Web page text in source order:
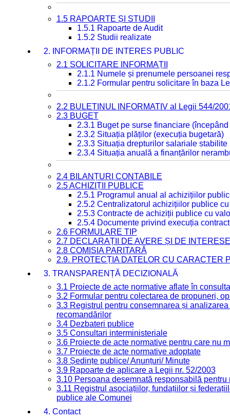
1.5 RAPOARTE ȘI STUDII
1.5.1 Rapoarte de Audit
1.5.2 Studii realizate
2. INFORMAȚII DE INTERES PUBLIC
2.1 SOLICITARE INFORMAȚII
2.1.1 Numele și prenumele persoanei
2.1.2 Formular pentru solicitare în baza
2.2 BULETINUL INFORMATIV al Legii 544/
2.3 BUGET
2.3.1 Buget pe surse financiare
2.3.2 Situația plăților (execuția bugetară)
2.3.3 Situația drepturilor salariale
2.3.4 Situația anuală a finanțărilor
2.4 BILANȚURI CONTABILE
2.5 ACHIZIȚII PUBLICE
2.5.1 Programul anual al achizițiilor
2.5.2 Centralizatorul achizițiilor publice
2.5.3 Contracte de achiziții publice cu
2.5.4 Documente privind execuția
2.6 FORMULARE TIP
2.7 DECLARAȚII DE AVERE ȘI DE INTERESE
2.8 COMISIA PARITARĂ
2.9. PROTECȚIA DATELOR CU CARACTER
3. TRANSPARENȚĂ DECIZIONALĂ
3.1 Proiecte de acte normative aflate în
3.2 Formular pentru colectarea de propuneri,
3.3 Registrul pentru consemnarea și
recomandărilor
3.4 Dezbateri publice
3.5 Consultari interministeriale
3.6 Proiecte de acte normative pentru care nu
3.7 Proiecte de acte normative adoptate
3.8 Ședințe publice/ Anunțuri/ Minute
3.9 Rapoarte de aplicare a Legii nr. 52/2003
3.10 Persoana desemnată responsabilă
3.11 Registrul asociațiilor, fundațiilor și
publice ale Comunei
4. Contact